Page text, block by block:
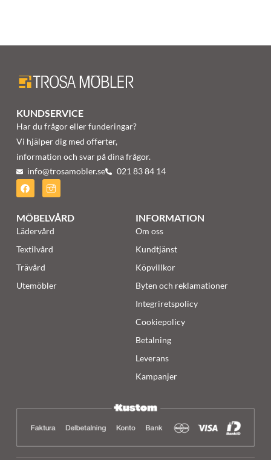
KUNDSERVICE
Har du frågor eller funderingar?
Vi hjälper dig med offerter,
information och svar på dina frågor.
info@trosamobler.se 021 83 84 14
MÖBELVÅRD
Lädervård
Textilvård
Trävård
Utemöbler
INFORMATION
Om oss
Kundtjänst
Köpvillkor
Byten och reklamationer
Integriretspolicy
Cookiepolicy
Betalning
Leverans
Kampanjer